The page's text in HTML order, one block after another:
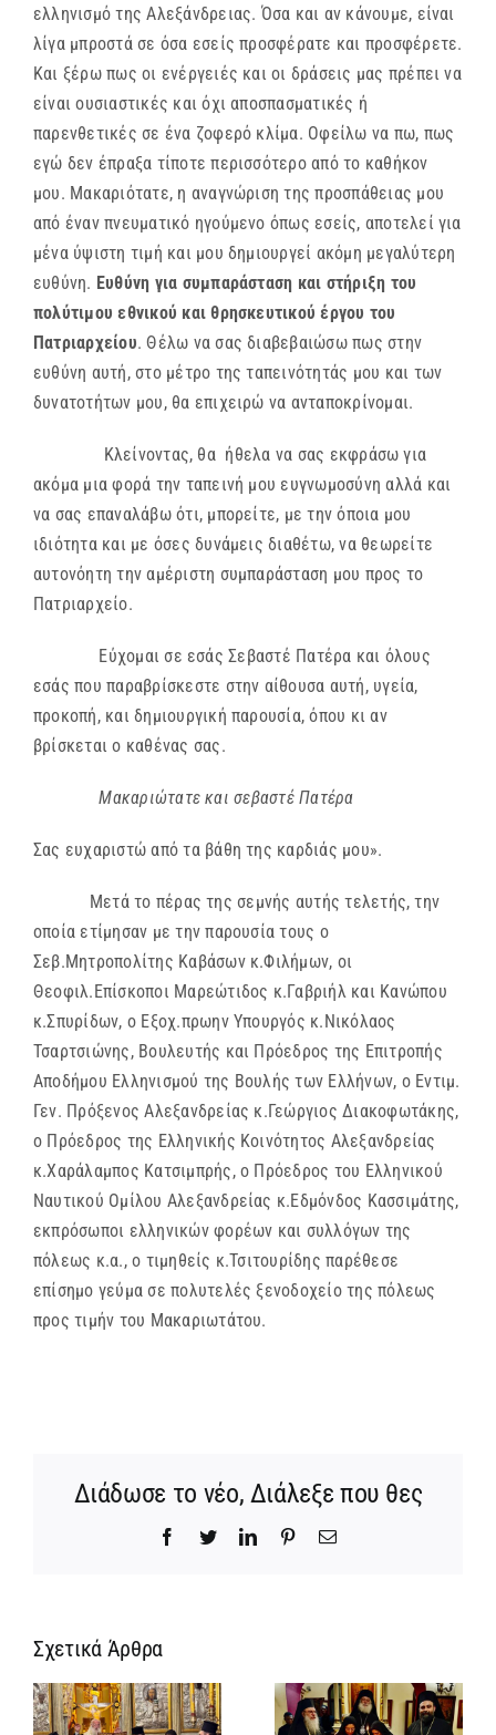
ελληνισμό της Αλεξάνδρειας. Όσα και αν κάνουμε, είναι
λίγα μπροστά σε όσα εσείς προσφέρατε και προσφέρετε.
Και ξέρω πως οι ενέργειές και οι δράσεις μας πρέπει να
είναι ουσιαστικές και όχι αποσπασματικές ή
παρενθετικές σε ένα ζοφερό κλίμα. Οφείλω να πω, πως
εγώ δεν έπραξα τίποτε περισσότερο από το καθήκον
μου. Μακαριότατε, η αναγνώριση της προσπάθειας μου
από έναν πνευματικό ηγούμενο όπως εσείς, αποτελεί για
μένα ύψιστη τιμή και μου δημιουργεί ακόμη μεγαλύτερη
ευθύνη. Ευθύνη για συμπαράσταση και στήριξη του
πολύτιμου εθνικού και θρησκευτικού έργου του
Πατριαρχείου. Θέλω να σας διαβεβαιώσω πως στην
ευθύνη αυτή, στο μέτρο της ταπεινότητάς μου και των
δυνατοτήτων μου, θα επιχειρώ να ανταποκρίνομαι.
Κλείνοντας, θα ήθελα να σας εκφράσω για
ακόμα μια φορά την ταπεινή μου ευγνωμοσύνη αλλά και
να σας επαναλάβω ότι, μπορείτε, με την όποια μου
ιδιότητα και με όσες δυνάμεις διαθέτω, να θεωρείτε
αυτονόητη την αμέριστη συμπαράσταση μου προς το
Πατριαρχείο.
Εύχομαι σε εσάς Σεβαστέ Πατέρα και όλους
εσάς που παραβρίσκεστε στην αίθουσα αυτή, υγεία,
προκοπή, και δημιουργική παρουσία, όπου κι αν
βρίσκεται ο καθένας σας.
Μακαριώτατε και σεβαστέ Πατέρα
Σας ευχαριστώ από τα βάθη της καρδιάς μου».
Μετά το πέρας της σεμνής αυτής τελετής, την
οποία ετίμησαν με την παρουσία τους ο
Σεβ.Μητροπολίτης Καβάσων κ.Φιλήμων, οι
Θεοφιλ.Επίσκοποι Μαρεώτιδος κ.Γαβριήλ και Κανώπου
κ.Σπυρίδων, ο Εξοχ.πρωην Υπουργός κ.Νικόλαος
Τσαρτσιώνης, Βουλευτής και Πρόεδρος της Επιτροπής
Αποδήμου Ελληνισμού της Βουλής των Ελλήνων, ο Εντιμ.
Γεν. Πρόξενος Αλεξανδρείας κ.Γεώργιος Διακοφωτάκης,
ο Πρόεδρος της Ελληνικής Κοινότητος Αλεξανδρείας
κ.Χαράλαμπος Κατσιμπρής, ο Πρόεδρος του Ελληνικού
Ναυτικού Ομίλου Αλεξανδρείας κ.Εδμόνδος Κασσιμάτης,
εκπρόσωποι ελληνικών φορέων και συλλόγων της
πόλεως κ.α., ο τιμηθείς κ.Τσιτουρίδης παρέθεσε
επίσημο γεύμα σε πολυτελές ξενοδοχείο της πόλεως
προς τιμήν του Μακαριωτάτου.
Διάδωσε το νέο, Διάλεξε που θες
Facebook
TwitterLinkedInPinterestEmail
Σχετικά ΆρθραΊδρυση
Γυναικείας
Ιεράς